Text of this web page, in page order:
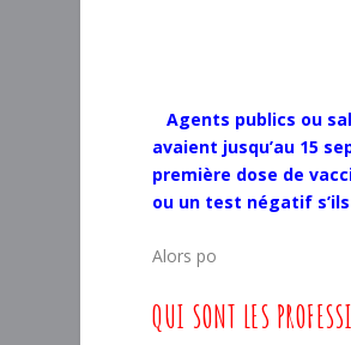
Agents publics ou
avaient jusqu’au 15
première dose de
ou un test négatif
Alors po
QUI SONT LES